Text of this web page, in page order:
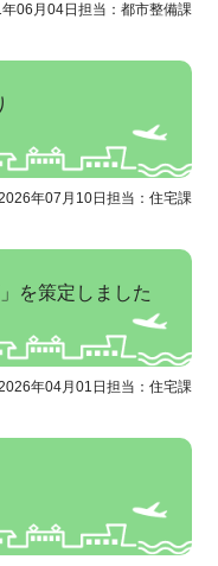
06月04日 担当：都市整備課
年07月10日 担当：住宅課
を策定しました
年04月01日 担当：住宅課